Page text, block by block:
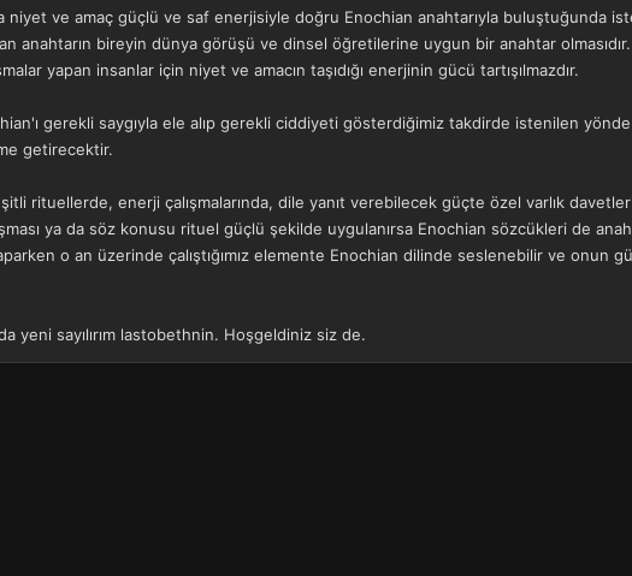
niyet ve amaç güçlü ve saf enerjisiyle doğru Enochian anahtarıyla buluştuğunda
anahtarın bireyin dünya görüşü ve dinsel öğretilerine uygun bir anahtar
yapan insanlar için niyet ve amacın taşıdığı enerjinin gücü tartışılmazdır.
gerekli saygıyla ele alıp gerekli ciddiyeti gösterdiğimiz takdirde istenilen
getirecektir.
rituellerde, enerji çalışmalarında, dile yanıt verebilecek güçte özel varlık
ya da söz konusu rituel güçlü şekilde uygulanırsa Enochian sözcükleri de
o an üzerinde çalıştığımız elemente Enochian dilinde seslenebilir ve onun
yeni sayılırım lastobethnin. Hoşgeldiniz siz de.